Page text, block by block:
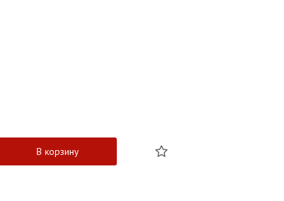
В корзину